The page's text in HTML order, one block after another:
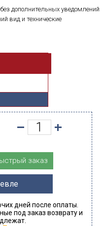
дополнительных уведомлений
вид и технические
заказ
дней после оплаты.
под заказ возврату и